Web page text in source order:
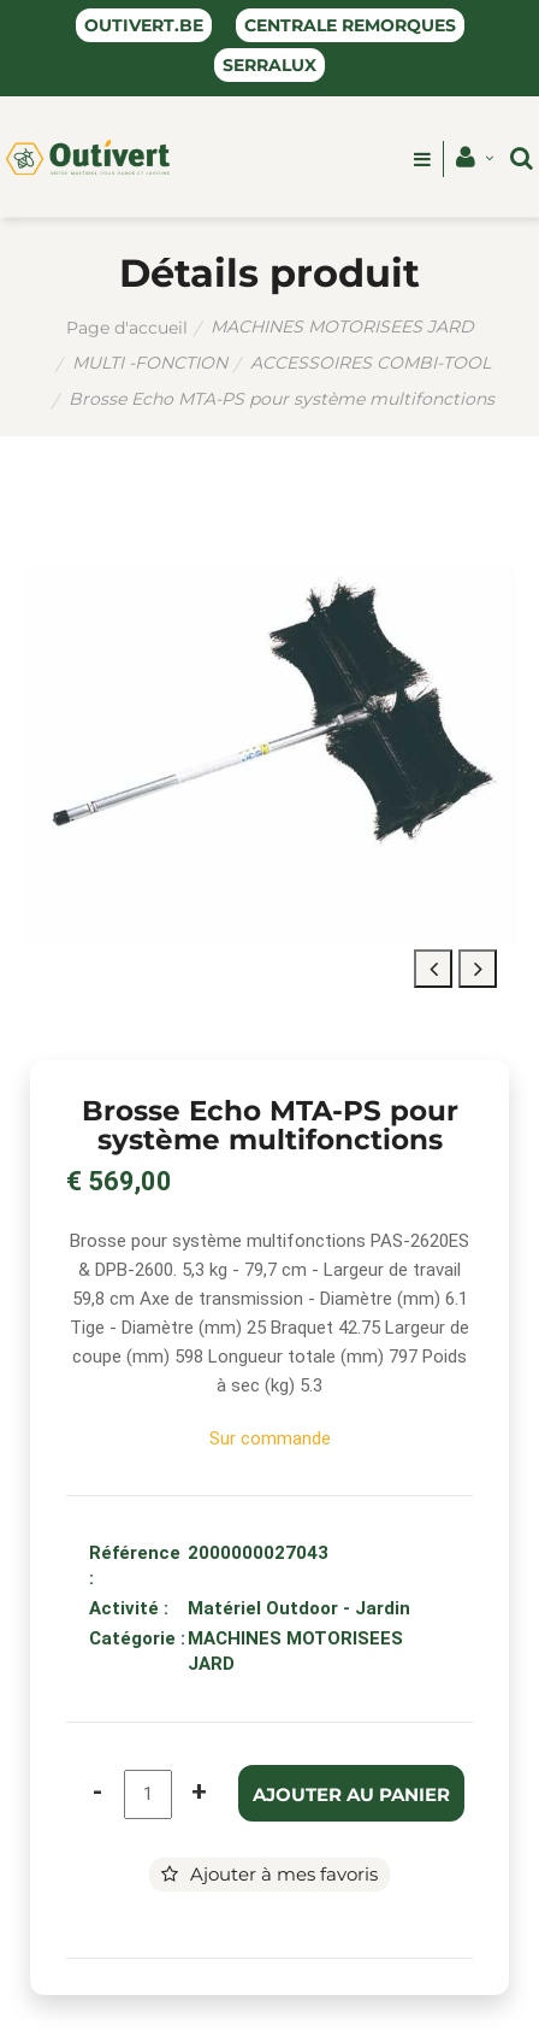
OUTIVERT.BE
CENTRALE REMORQUES
SERRALUX
Détails produit
Page d'accueil
MACHINES MOTORISEES JARD
MULTI -FONCTION
ACCESSOIRES COMBI-TOOL
Brosse Echo MTA-PS pour système multifonctions
Brosse Echo MTA-PS pour
système multifonctions
€ 569,00
Brosse pour système multifonctions PAS-2620ES
& DPB-2600. 5,3 kg - 79,7 cm - Largeur de travail
59,8 cm Axe de transmission - Diamètre (mm) 6.1
Tige - Diamètre (mm) 25 Braquet 42.75 Largeur de
coupe (mm) 598 Longueur totale (mm) 797 Poids
à sec (kg) 5.3
Sur commande
Référence
:
2000000027043
Activité :
Matériel Outdoor - Jardin
Catégorie : MACHINES MOTORISEES
JARD
- + AJOUTER AU PANIER
Ajouter à mes favoris